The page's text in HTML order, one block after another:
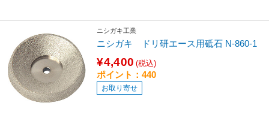
ニシガキ工業
ニシガキ ドリ研エース用砥石 N-860-1
¥4,400 (税込)
ポイント：440
お取り寄せ